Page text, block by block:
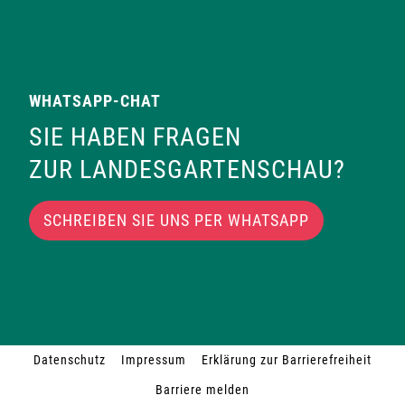
WHATSAPP-CHAT
SIE HABEN FRAGEN
ZUR LANDESGARTENSCHAU?
SCHREIBEN SIE UNS PER WHATSAPP
Datenschutz Impressum
Erklärung zur Barrierefreiheit
Barriere melden